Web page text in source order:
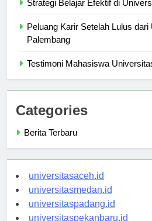
Peluang Karir Setelah Lulus dari
Categories
universitasaceh.id
universitasmedan.id
universitaspadang.id